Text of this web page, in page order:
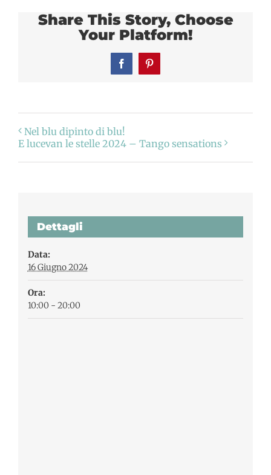
Share This Story, Choose
Your Platform!
FacebookPinterest
Nel blu dipinto di blu!
E lucevan le stelle 2024 – Tango sensations
Dettagli
Data:
16 Giugno 2024
Ora:
10:00 - 20:00